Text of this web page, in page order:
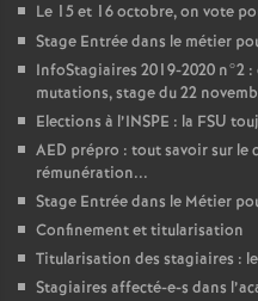
Le 15 et 16 octobre, on vote
Stage Entrée dans le métier
InfoStagiaires 2019-2020 n°2
mutations, stage du 22
Elections à l’INSPE : la FSU
AED prépro : tout savoir sur le
rémunération...
Stage Entrée dans le Métier
Confinement et titularisation
Titularisation des stagiaires :
Stagiaires affecté-e-s dans